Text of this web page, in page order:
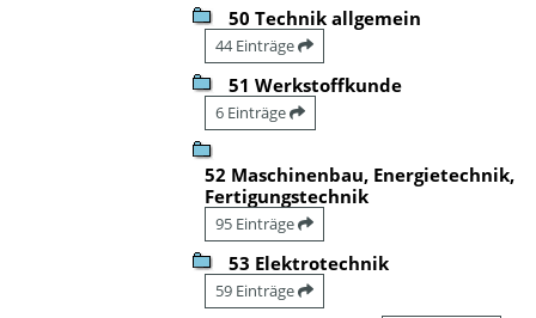
50 Technik allgemein
44 Einträge
51 Werkstoffkunde
6 Einträge
52 Maschinenbau, Energietechnik,
Fertigungstechnik
95 Einträge
53 Elektrotechnik
59 Einträge